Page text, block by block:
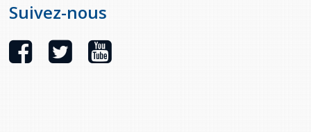
Stacy Smith
Suivez-nous